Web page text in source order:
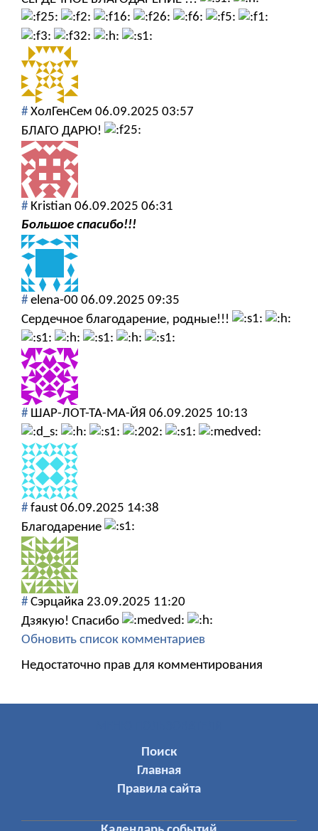
# ХолГенСем 06.09.2025 03:57
БЛАГО ДАРЮ!
# Kristian 06.09.2025 06:31
Большое спасибо!!!
# elena-00 06.09.2025 09:35
Сердечное благодарение, родные!!!
# ШАР-ЛОТ-ТА-МА-ЙЯ 06.09.2025 10:13
# faust 06.09.2025 14:38
Благодарение
# Сэрцайка 23.09.2025 11:20
Дзякую! Спасибо
Обновить список комментариев
Недостаточно прав для комментирования
Поиск
Главная
Правила сайта